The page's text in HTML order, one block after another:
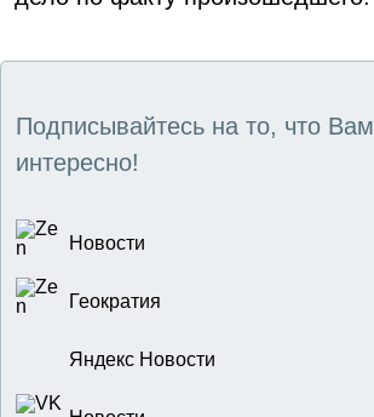
Подписывайтесь на то, что Вам
интересно!
Новости
Геократия
Яндекс Новости